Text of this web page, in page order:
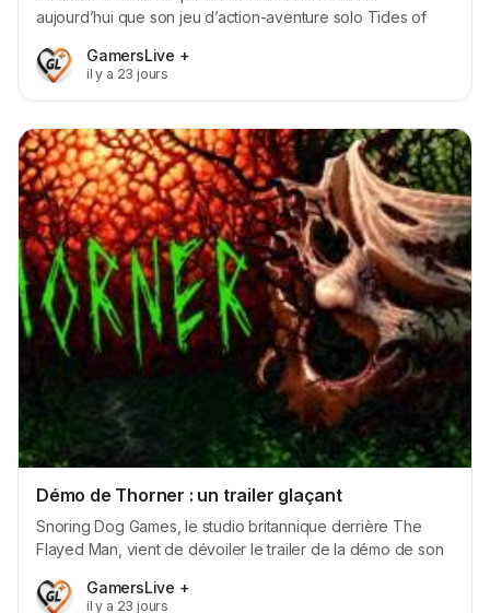
aujourd’hui que son jeu d’action-aventure solo Tides of
à la gamescom 2026. Les visiteurs pourront tester le titre du
26 au 30 août au Hall 6, stand B-050. Le jeu suit
personnelle et...
GamersLive +
il y a 23 jours
Démo de Thorner : un trailer glaçant
Snoring Dog Games, le studio britannique derrière The
Flayed Man, vient de dévoiler le trailer de la démo de son
juillet 2026 sur Steam. Thorner est un visual novel d’horreur
GamersLive +
il y a 23 jours